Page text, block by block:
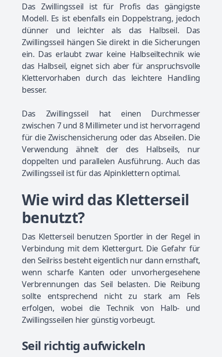
Das Zwillingsseil ist für Profis das gängigste
Modell. Es ist ebenfalls ein Doppelstrang, jedoch
dünner und leichter als das Halbseil. Das
Zwillingsseil hängen Sie direkt in die Sicherungen
ein. Das erlaubt zwar keine Halbseiltechnik wie
das Halbseil, eignet sich aber für anspruchsvolle
Klettervorhaben durch das leichtere Handling
besser.
Das Zwillingsseil hat einen Durchmesser
zwischen 7 und 8 Millimeter und ist hervorragend
für die Zwischensicherung oder das Abseilen. Die
Verwendung ähnelt der des Halbseils, nur
doppelten und parallelen Ausführung. Auch das
Zwillingsseil ist für das Alpinklettern optimal.
Wie wird das Kletterseil
benutzt?
Das Kletterseil benutzen Sportler in der Regel in
Verbindung mit dem Klettergurt. Die Gefahr für
den Seilriss besteht eigentlich nur dann ernsthaft,
wenn scharfe Kanten oder unvorhergesehene
Verbrennungen das Seil belasten. Die Reibung
sollte entsprechend nicht zu stark am Fels
erfolgen, wobei die Technik von Halb- und
Zwillingsseilen hier günstig vorbeugt.
Seil richtig aufwickeln